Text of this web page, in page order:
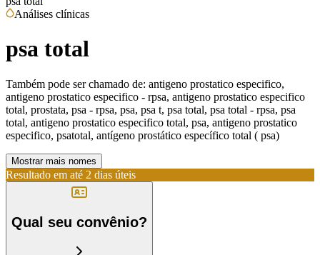
Análises clínicas
psa total
Também pode ser chamado de: antigeno prostatico especifico,
antigeno prostatico especifico - rpsa, antigeno prostatico especifico
total, prostata, psa - rpsa, psa, psa t, psa total, psa total - rpsa, psa
total, antigeno prostatico especifico total, psa, antigeno prostatico
especifico, psatotal, antígeno prostático específico total ( psa)
Mostrar mais nomes
Resultado em até 2 dias úteis
Qual seu convênio?